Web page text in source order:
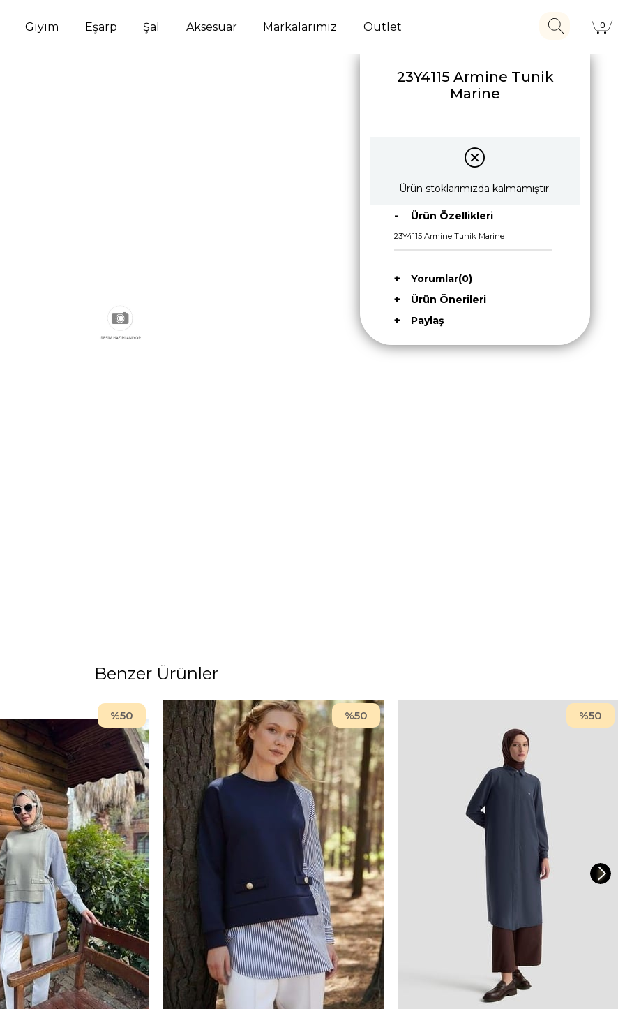
Giyim Eşarp Şal Aksesuar Markalarımız Outlet 0
23Y4115 Armine Tunik
Marine
Ürün stoklarımızda kalmamıştır.
Ürün Özellikleri
23Y4115 Armine Tunik Marine
Yorumlar(0)
Ürün Önerileri
Paylaş
Benzer Ürünler
%50 %50 %50